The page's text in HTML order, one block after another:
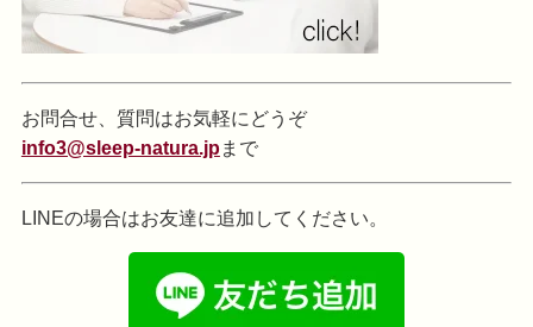
お問合せ、質問はお気軽にどうぞ
info3@sleep-natura.jpまで
LINEの場合はお友達に追加してください。